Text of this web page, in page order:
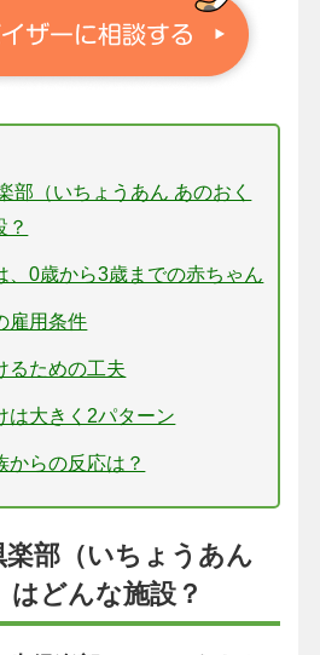
部（いちょうあん あのおく
？
、0歳から3歳までの赤ちゃん
雇用条件
るための工夫
は大きく2パターン
からの反応は？
楽部（いちょうあん
どんな施設？